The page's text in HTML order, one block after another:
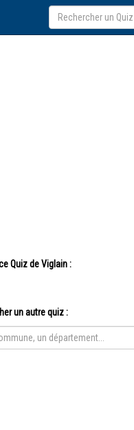
Quiz de Viglain :
un autre quiz :